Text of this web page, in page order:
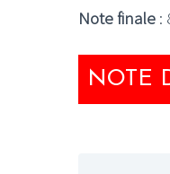
Note finale :
NOTE